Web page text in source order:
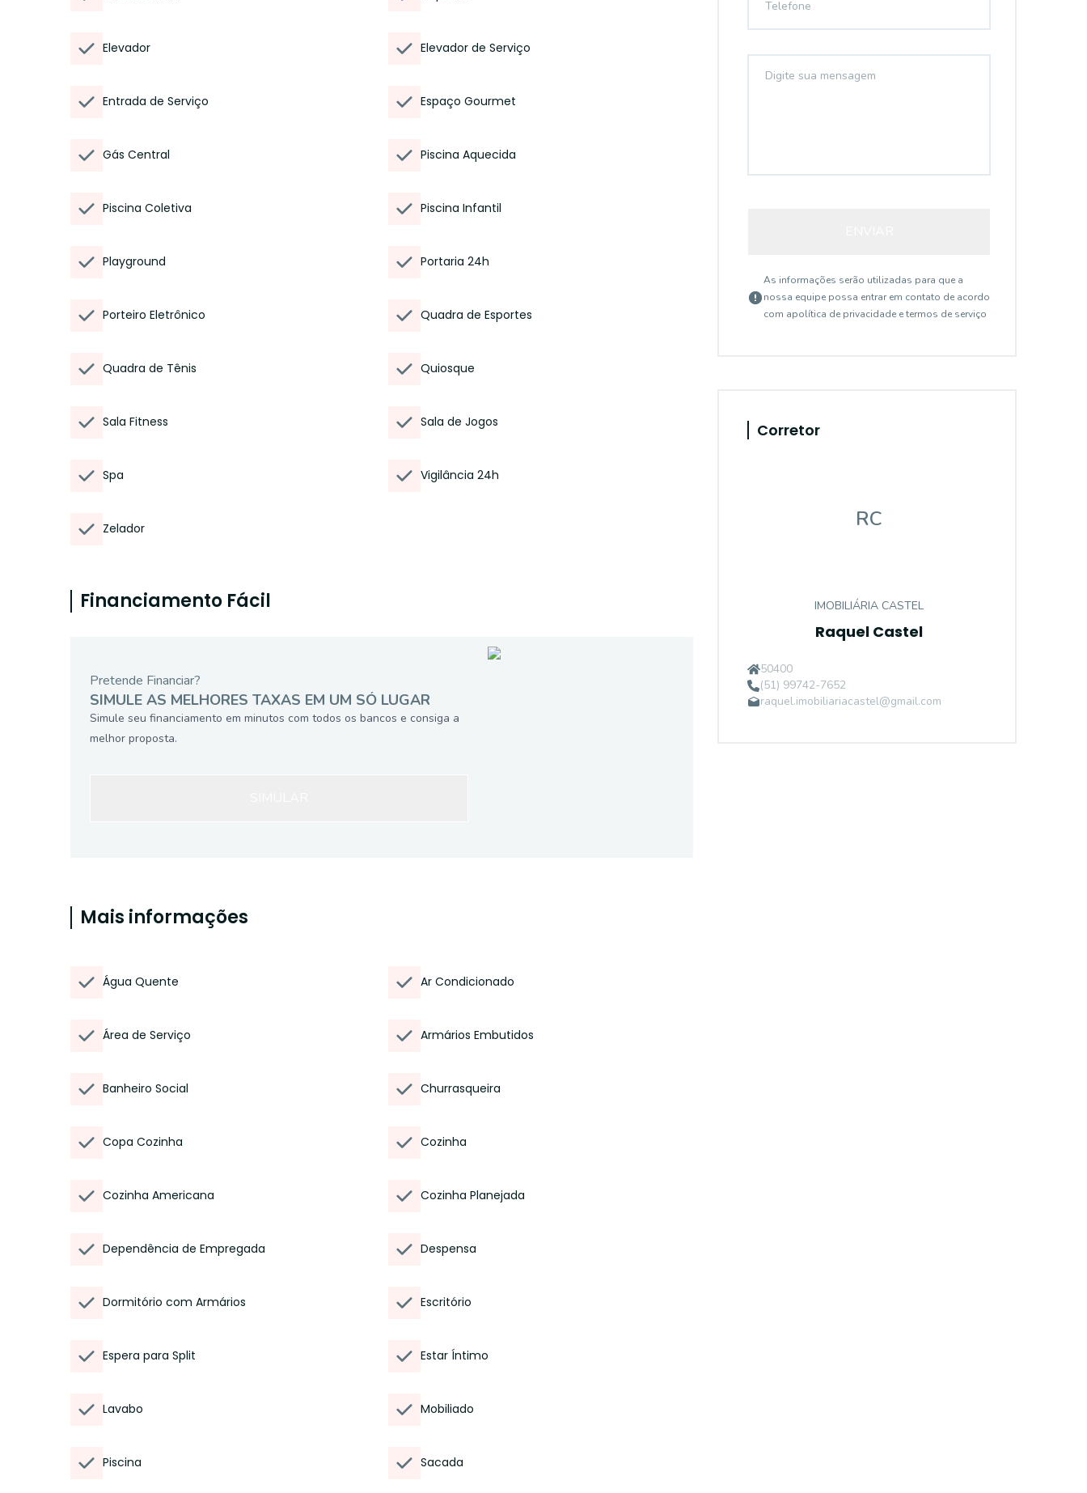
Elevador Elevador de Serviço
Entrada de Serviço Espaço Gourmet
Gás Central Piscina Aquecida
Piscina Coletiva Piscina Infantil
Playground Portaria 24h
Porteiro Eletrônico Quadra de Esportes
Quadra de Tênis Quiosque
Sala Fitness Sala de Jogos
Spa Vigilância 24h
Zelador
Financiamento Fácil
Pretende Financiar?
SIMULE AS MELHORES TAXAS EM UM SÓ LUGAR
Simule seu financiamento em minutos com todos os bancos e consiga a
melhor proposta.
Mais informações
Água Quente Ar Condicionado
Área de Serviço Armários Embutidos
Banheiro Social Churrasqueira
Copa Cozinha Cozinha
Cozinha Americana Cozinha Planejada
Dependência de Empregada Despensa
Dormitório com Armários Escritório
Espera para Split Estar Íntimo
Lavabo Mobiliado
Piscina Sacada
As informações serão utilizadas para que a
nossa equipe possa entrar em contato de acordo
com apolítica de privacidade e termos de serviço
Corretor
RC
IMOBILIÁRIA CASTEL
Raquel Castel
50400
(51) 99742-7652
raquel.imobiliariacastel@gmail.com